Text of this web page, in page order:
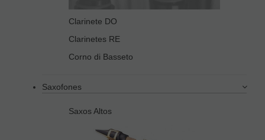
Clarinete DO
Clarinetes RE
Corno di Basseto
Saxofones
Saxos Altos